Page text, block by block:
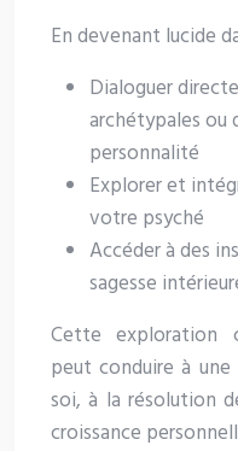
En devenant lucide
Dialoguer
archétypales ou
personnalité
Explorer et
votre psyché
Accéder à des
sagesse
Cette exploration
peut conduire à
soi, à la résolution
croissance